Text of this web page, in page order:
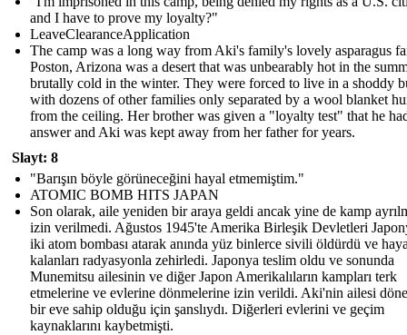
and I have to prove my loyalty?"
LeaveClearanceApplication
The camp was a long way from Aki's family's lovely asparagus
Poston, Arizona was a desert that was unbearably hot in the
brutally cold in the winter. They were forced to live in a shoddy
with dozens of other families only separated by a wool blanket
from the ceiling. Her brother was given a "loyalty test" that he
answer and Aki was kept away from her father for years.
Slayt: 8
"Barışın böyle görüneceğini hayal etmemiştim."
ATOMIC BOMB HITS JAPAN
Son olarak, aile yeniden bir araya geldi ancak yine de kamp
izin verilmedi. Ağustos 1945'te Amerika Birleşik Devletleri
iki atom bombası atarak anında yüz binlerce sivili öldürdü ve
kalanları radyasyonla zehirledi. Japonya teslim oldu ve sonunda
Munemitsu ailesinin ve diğer Japon Amerikalıların kampları terk
etmelerine ve evlerine dönmelerine izin verildi. Aki'nin ailesi
bir eve sahip olduğu için şanslıydı. Diğerleri evlerini ve geçim
kaynaklarını kaybetmişti.